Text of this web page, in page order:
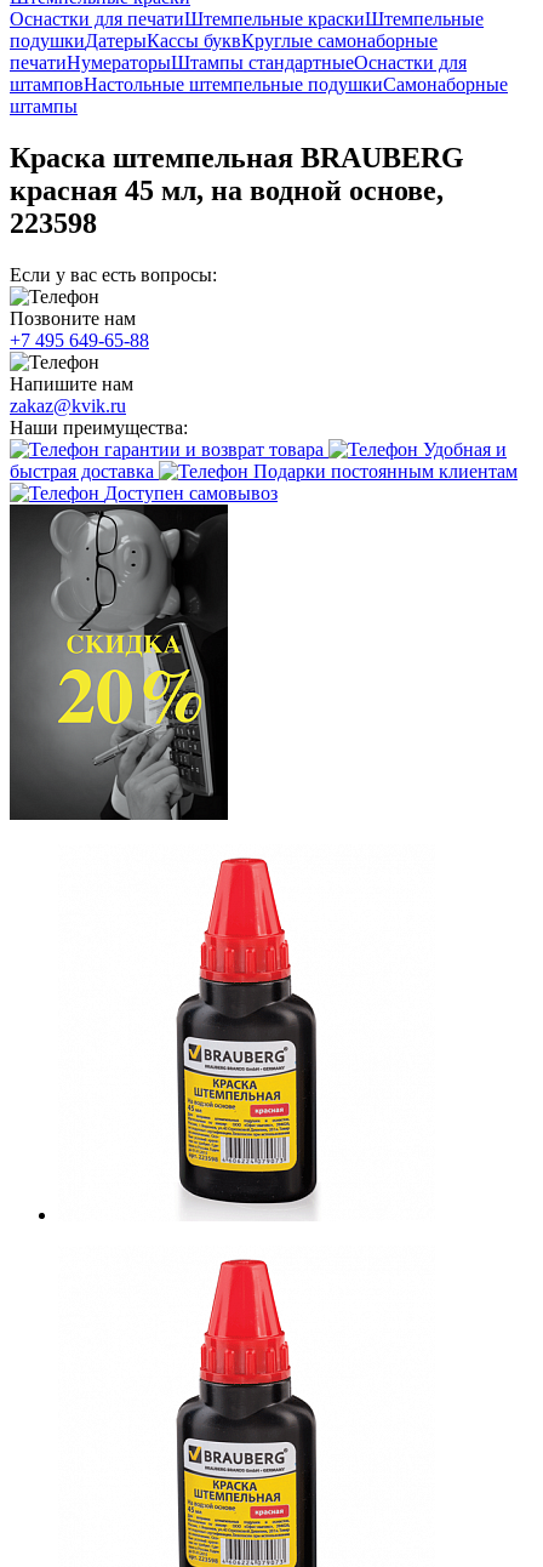
Оснастки для печатиШтемпельные краскиШтемпельные
подушкиДатерыКассы буквКруглые самонаборные
печатиНумераторыШтампы стандартныеОснастки для
штамповНастольные штемпельные подушкиСамонаборные
штампы
Краска штемпельная BRAUBERG
красная 45 мл, на водной основе,
223598
Если у вас есть вопросы:
Позвоните нам
+7 495 649-65-88
Напишите нам
zakaz@kvik.ru
Наши преимущества:
гарантии и возврат товара
Удобная и
быстрая доставка
Подарки постоянным клиентам
Доступен самовывоз